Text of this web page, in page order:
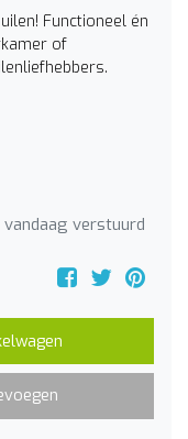
Functioneel én
of
verstuurd